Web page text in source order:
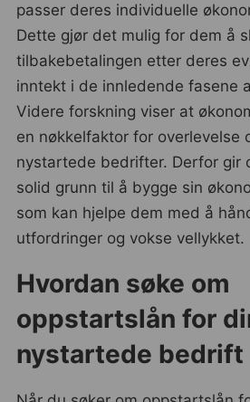
passer deres individuelle
Dette gjør det mulig for dem å
tilbakebetalingen etter deres
inntekt i de innledende fasene
Videre forskning viser at
en nøkkelfaktor for overlevelse
nystartede bedrifter. Derfor gir
solid grunn til å bygge sin
som kan hjelpe dem med å
utfordringer og vokse vellykket.
Hvordan søke om
oppstartslån for
nystartede bedrift